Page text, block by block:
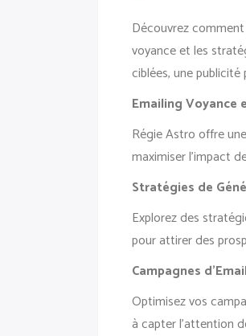
Découvrez
voyance et les
ciblées, une
Emailing Voyance
Régie Astro offre
maximiser l’impact
Stratégies de
Explorez des
pour attirer des
Campagnes
Optimisez vos
à capter l’attention